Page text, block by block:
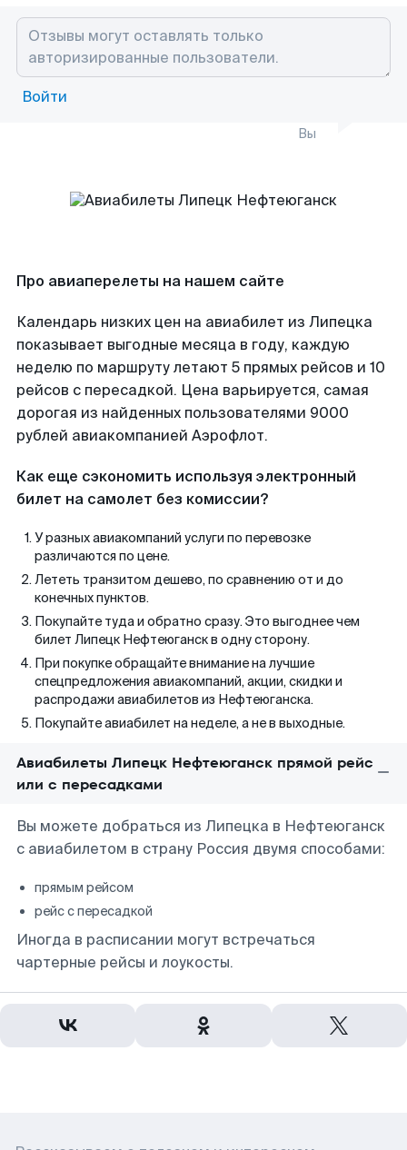
Войти
Вы
Про авиаперелеты на нашем сайте
Календарь низких цен на авиабилет из Липецка
показывает выгодные месяца в году, каждую
неделю по маршруту летают 5 прямых рейсов и 10
рейсов с пересадкой. Цена варьируется, самая
дорогая из найденных пользователями 9000
рублей авиакомпанией Аэрофлот.
Как еще сэкономить используя электронный
билет на самолет без комиссии?
У разных авиакомпаний услуги по перевозке
различаются по цене.
Лететь транзитом дешево, по сравнению от и до
конечных пунктов.
Покупайте туда и обратно сразу. Это выгоднее чем
билет Липецк Нефтеюганск в одну сторону.
При покупке обращайте внимание на лучшие
спецпредложения авиакомпаний, акции, скидки и
распродажи авиабилетов из Нефтеюганска.
Покупайте авиабилет на неделе, а не в выходные.
Авиабилеты Липецк Нефтеюганск прямой рейс
или с пересадками
Вы можете добраться из Липецка в Нефтеюганск
с авиабилетом в страну Россия двумя способами:
прямым рейсом
рейс с пересадкой
Иногда в расписании могут встречаться
чартерные рейсы и лоукосты.